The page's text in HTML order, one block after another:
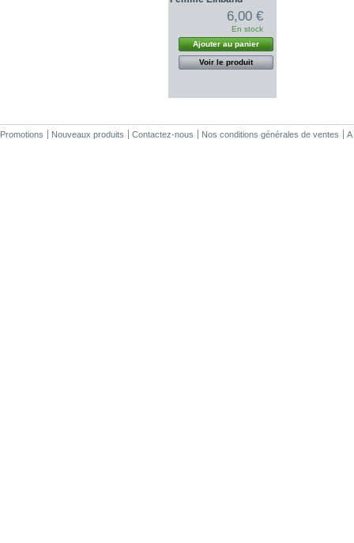
6,00 €
En stock
Ajouter au panier
Voir le produit
Promotions Nouveaux produits Contactez-nous Nos conditions générales de ventes A